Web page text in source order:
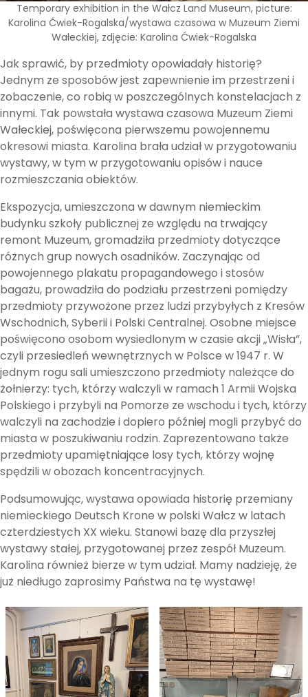
Temporary exhibition in the Wałcz Land Museum, picture:
Karolina Ćwiek-Rogalska/wystawa czasowa w Muzeum Ziemi
Wałeckiej, zdjęcie: Karolina Ćwiek-Rogalska
Jak sprawić, by przedmioty opowiadały historię?
Jednym ze sposobów jest zapewnienie im przestrzeni i
zobaczenie, co robią w poszczególnych konstelacjach z
innymi. Tak powstała wystawa czasowa Muzeum Ziemi
Wałeckiej, poświęcona pierwszemu powojennemu
okresowi miasta. Karolina brała udział w przygotowaniu
wystawy, w tym w przygotowaniu opisów i nauce
rozmieszczania obiektów.
Ekspozycja, umieszczona w dawnym niemieckim
budynku szkoły publicznej ze względu na trwający
remont Muzeum, gromadziła przedmioty dotyczące
różnych grup nowych osadników. Zaczynając od
powojennego plakatu propagandowego i stosów
bagażu, prowadziła do podziału przestrzeni pomiędzy
przedmioty przywożone przez ludzi przybyłych z Kresów
Wschodnich, Syberii i Polski Centralnej. Osobne miejsce
poświęcono osobom wysiedlonym w czasie akcji „Wisła”,
czyli przesiedleń wewnętrznych w Polsce w 1947 r. W
jednym rogu sali umieszczono przedmioty należące do
żołnierzy: tych, którzy walczyli w ramach 1 Armii Wojska
Polskiego i przybyli na Pomorze ze wschodu i tych, którzy
walczyli na zachodzie i dopiero później mogli przybyć do
miasta w poszukiwaniu rodzin. Zaprezentowano także
przedmioty upamiętniające losy tych, którzy wojnę
spędzili w obozach koncentracyjnych.
Podsumowując, wystawa opowiada historię przemiany
niemieckiego Deutsch Krone w polski Wałcz w latach
czterdziestych XX wieku. Stanowi bazę dla przyszłej
wystawy stałej, przygotowanej przez zespół Muzeum.
Karolina również bierze w tym udział. Mamy nadzieję, że
już niedługo zaprosimy Państwa na tę wystawę!